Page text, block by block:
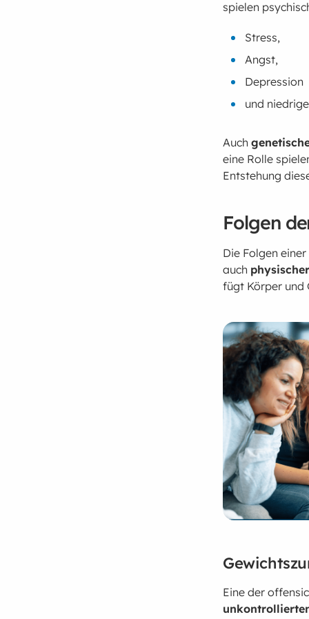
spielen
Stress,
Angst,
Depression
und
Auch
eine Rolle
Entstehung
Folgen
Die Folgen
auch
fügt Körper und
Eine der